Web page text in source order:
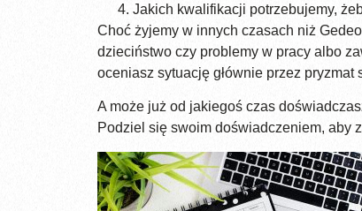
Jakich kwalifikacji potrzebujemy,
Choć żyjemy w innych czasach niż
dzieciństwo czy problemy w pracy albo
oceniasz sytuację głównie przez
A może już od jakiegoś czas
Podziel się swoim doświadczeniem, aby